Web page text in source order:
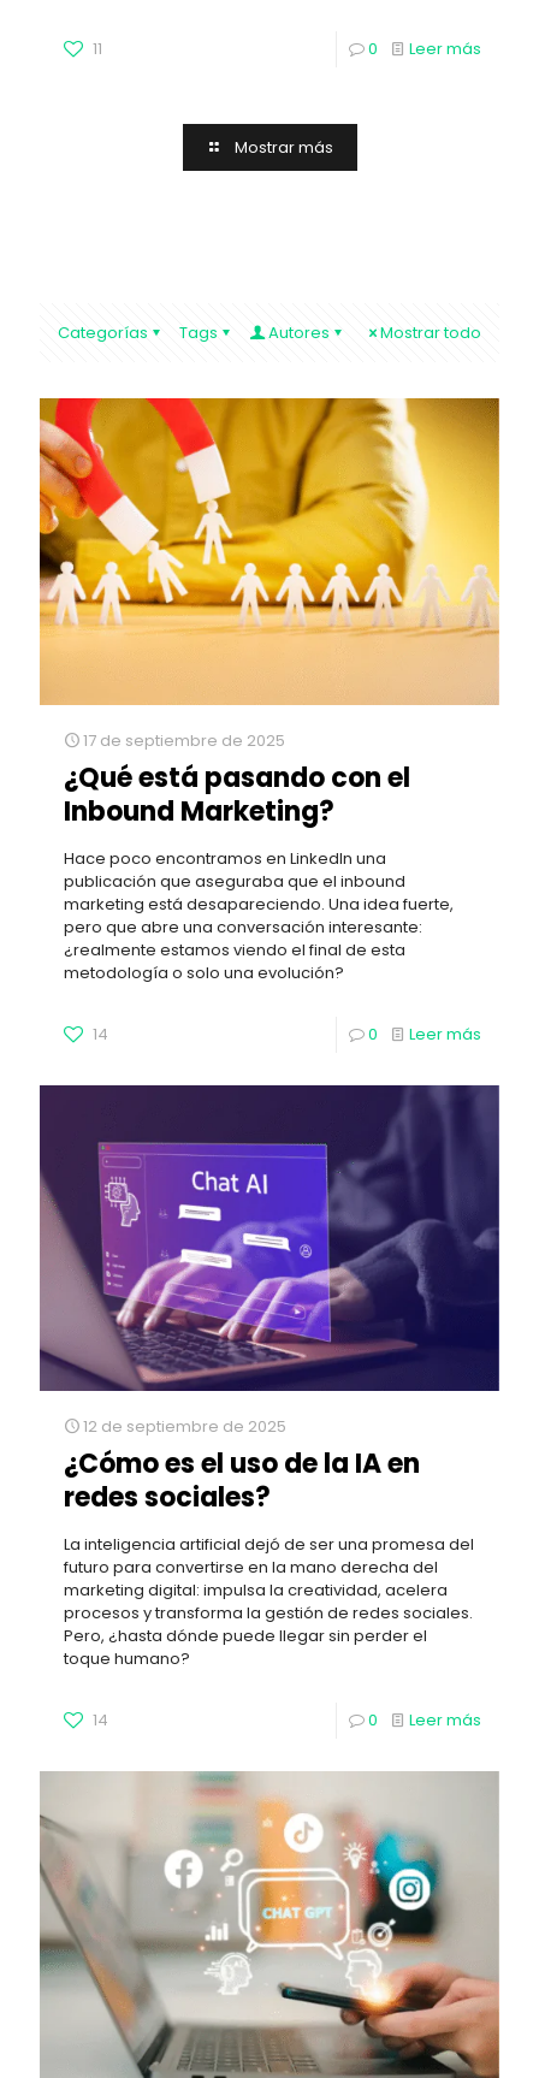
11 0 Leer más
Mostrar más
Categorías Tags Autores Mostrar todo
17 de septiembre de 2025
¿Qué está pasando con el
Inbound Marketing?
Hace poco encontramos en LinkedIn una
publicación que aseguraba que el inbound
marketing está desapareciendo. Una idea fuerte,
pero que abre una conversación interesante:
¿realmente estamos viendo el final de esta
metodología o solo una evolución?
14 0 Leer más
12 de septiembre de 2025
¿Cómo es el uso de la IA en
redes sociales?
La inteligencia artificial dejó de ser una promesa del
futuro para convertirse en la mano derecha del
marketing digital: impulsa la creatividad, acelera
procesos y transforma la gestión de redes sociales.
Pero, ¿hasta dónde puede llegar sin perder el
toque humano?
14 0 Leer más